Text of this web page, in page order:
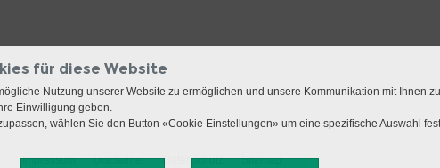
Impressum Disclaimer Datenschutz Sitemap
für diese Website
Nutzung unserer Website zu ermöglichen und unsere Kommunikation mit Ihnen
Einwilligung geben.
wählen Sie den Button «Cookie Einstellungen» um eine spezifische Auswahl